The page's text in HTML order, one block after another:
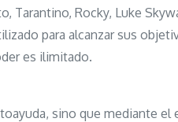
Tarantino, Rocky, Luke
para alcanzar sus
es ilimitado.
sino que mediante el